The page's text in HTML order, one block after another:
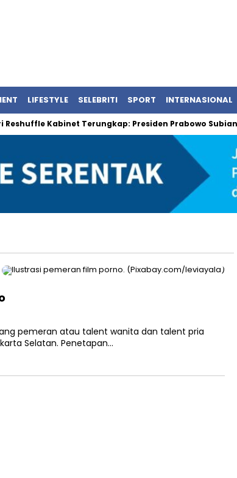
LIFESTYLE SELEBRITI SPORT INTERNASIONAL
Kabinet Terungkap: Presiden Prabowo
pemeran atau talent wanita dan talent pria
Selatan. Penetapan…